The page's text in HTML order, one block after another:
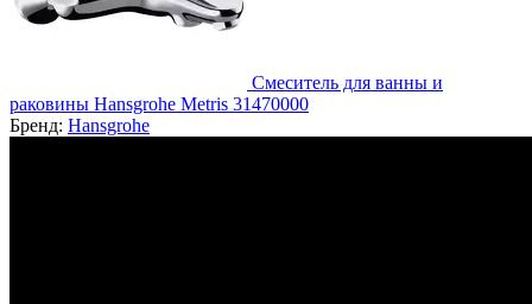
Смеситель для ванны и
раковины Hansgrohe Metris 31470000
Бренд: Hansgrohe